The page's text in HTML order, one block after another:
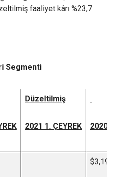
faaliyet kârı %23,7
Segmenti
Düzeltilmiş
2021 1. ÇEYREK 2020 1.
$3,196